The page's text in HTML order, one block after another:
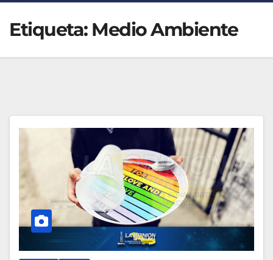
Etiqueta: Medio Ambiente